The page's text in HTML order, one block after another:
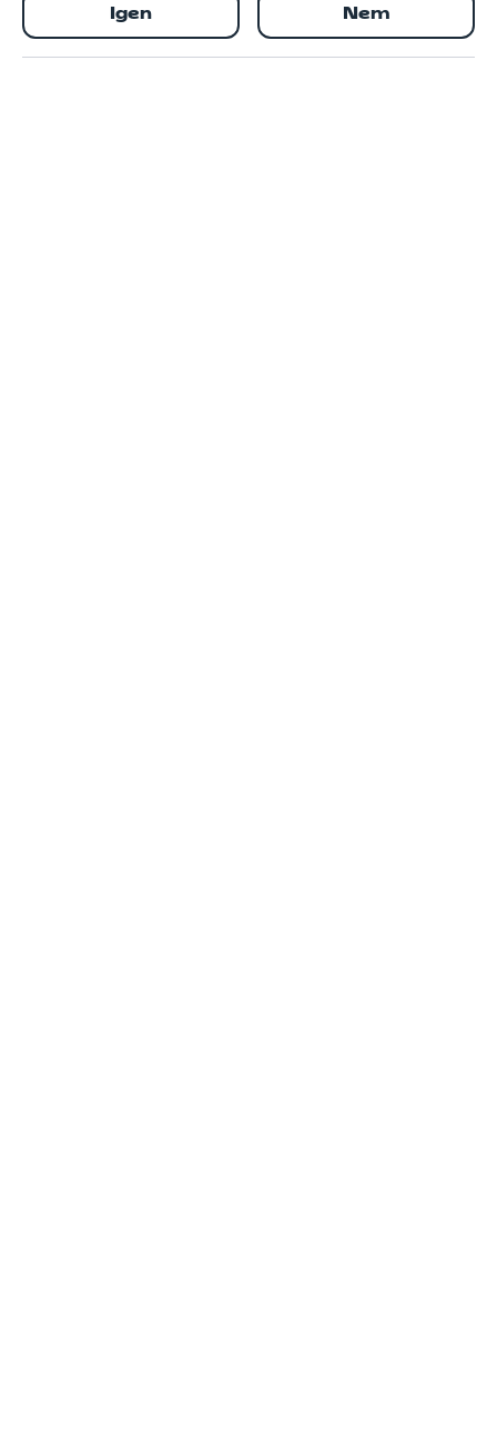
Igen Nem